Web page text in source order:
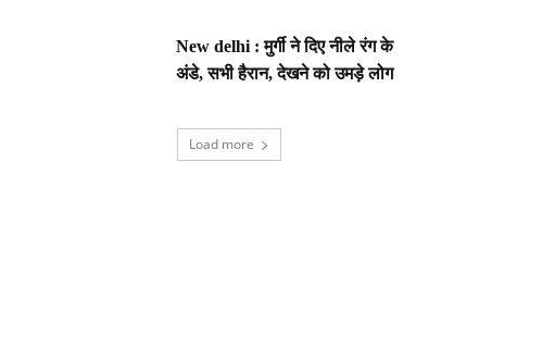
New delhi : मुर्गी ने दिए नीले रंग के
अंडे, सभी हैरान, देखने को उमड़े लोग
Load more